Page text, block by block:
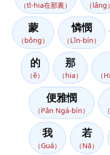
（tī-hia在那裏） （lâng）
蒙
（bông）
憐憫
（Lîn-bín）
的
（ê）
那
（hia） （
便雅憫
（Pân Ngá-bín）
我
（Guá）
若
（Nā）